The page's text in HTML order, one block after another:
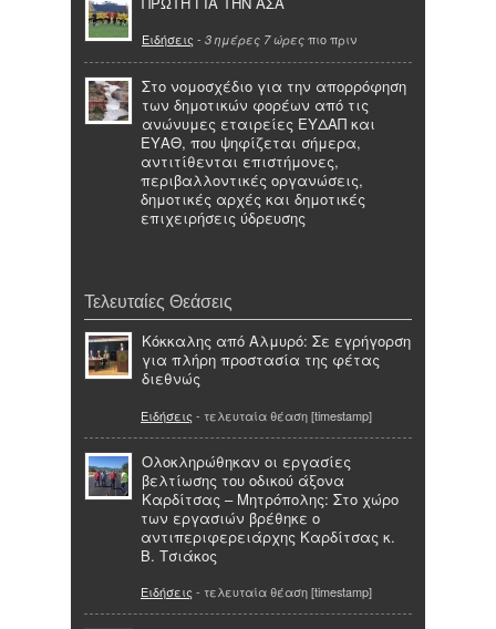
Ειδήσεις - 3 ημέρες 7 ώρες πιο πριν
Στο νομοσχέδιο για την απορρόφηση
των δημοτικών φορέων από τις
ανώνυμες εταιρείες ΕΥΔΑΠ και
ΕΥΑΘ, που ψηφίζεται σήμερα,
αντιτίθενται επιστήμονες,
περιβαλλοντικές οργανώσεις,
δημοτικές αρχές και δημοτικές
επιχειρήσεις ύδρευσης
Τελευταίες Θεάσεις
Κόκκαλης από Αλμυρό: Σε εγρήγορση
για πλήρη προστασία της φέτας
διεθνώς
Ειδήσεις - τελευταία θέαση [timestamp]
Ολοκληρώθηκαν οι εργασίες
βελτίωσης του οδικού άξονα
Καρδίτσας – Μητρόπολης: Στο χώρο
των εργασιών βρέθηκε ο
αντιπεριφερειάρχης Καρδίτσας κ.
Β. Τσιάκος
Ειδήσεις - τελευταία θέαση [timestamp]